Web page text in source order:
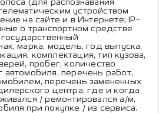
(для распознавания
устройством
на сайте и в Интернете; IP-
о транспортном средстве
марка, модель, год выпуска,
комплектация, тип кузова,
пробег, количество
автомобиля, перечень работ,
перечень замененных
центра, где и когда
/ ремонтировался а/м,
при покупке / из сервиса.